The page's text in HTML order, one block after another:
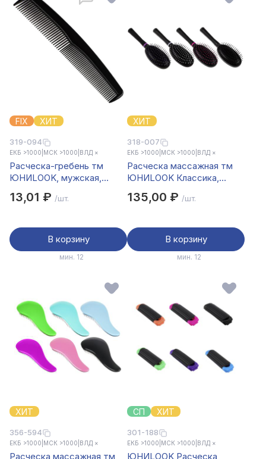
FIX ХИТ
319-094
ЕКБ >1000 МСК >1000 ВЛД ×
Расческа-гребень тм
ЮНИLOOK, мужская,
13,01 ₽ /шт.
В корзину
мин. 12
ХИТ
318-007
ЕКБ >1000 МСК >1000 ВЛД ×
Расческа массажная тм
ЮНИLOOK Классика,
135,00 ₽ /шт.
В корзину
мин. 12
ХИТ
356-594
ЕКБ >1000 МСК >1000 ВЛД ×
Расческа массажная тм
СП ХИТ
301-188
ЕКБ >1000 МСК >1000 ВЛД ×
ЮНИLOOK Расческа